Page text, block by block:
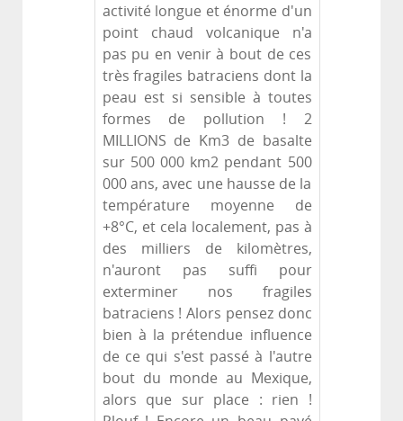
activité longue et énorme d'un
point chaud volcanique n'a
pas pu en venir à bout de ces
très fragiles batraciens dont la
peau est si sensible à toutes
formes de pollution ! 2
MILLIONS de Km3 de basalte
sur 500 000 km2 pendant 500
000 ans, avec une hausse de la
température moyenne de
+8°C, et cela localement, pas à
des milliers de kilomètres,
n'auront pas suffi pour
exterminer nos fragiles
batraciens ! Alors pensez donc
bien à la prétendue influence
de ce qui s'est passé à l'autre
bout du monde au Mexique,
alors que sur place : rien !